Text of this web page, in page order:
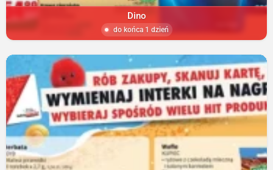
Dino
do końca 1 dzień